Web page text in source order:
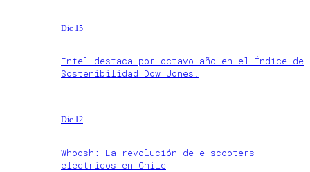
Dic 15
Entel destaca por octavo año en el Índice de
Sostenibilidad Dow Jones.
Dic 12
Whoosh: La revolución de e-scooters
eléctricos en Chile